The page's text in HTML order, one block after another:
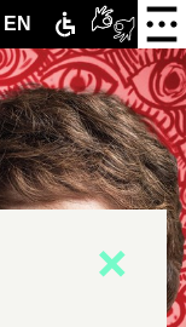
ENGLISH
VERSION
EN ZAMEK
DLA PJM
ONLINE
menu